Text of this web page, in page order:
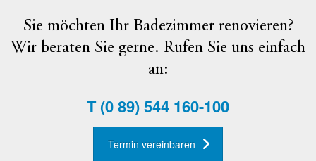
Sie möchten Ihr Badezimmer renovieren?
Wir beraten Sie gerne. Rufen Sie uns einfach
an:
T(0 89) 544 160-100
Termin vereinbaren